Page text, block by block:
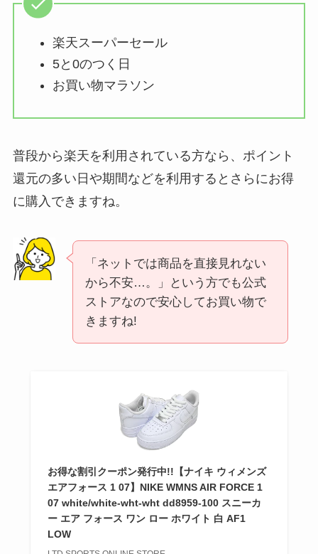
楽天スーパーセール
5と0のつく日
お買い物マラソン
普段から楽天を利用されている方なら、ポイント
還元の多い日や期間などを利用するとさらにお得
に購入できますね。
「ネットでは商品を直接見れない
から不安…。」という方でも公式
ストアなので安心してお買い物で
きますね!
お得な割引クーポン発行中!!【ナイキ ウィメンズ
エアフォース 1 07】NIKE WMNS AIR FORCE 1
07 white/white-wht-wht dd8959-100 スニーカ
ー エア フォース ワン ロー ホワイト 白 AF1
LOW